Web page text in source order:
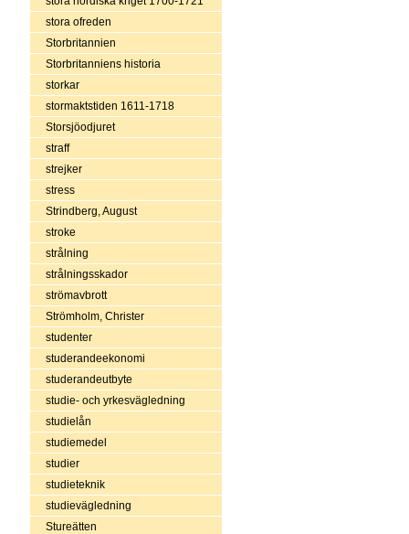
stora ofreden
Storbritannien
Storbritanniens historia
storkar
stormaktstiden 1611-1718
Storsjöodjuret
straff
strejker
stress
Strindberg, August
stroke
strålning
strålningsskador
strömavbrott
Strömholm, Christer
studenter
studerandeekonomi
studerandeutbyte
studie- och yrkesvägledning
studielån
studiemedel
studier
studieteknik
studievägledning
Stureätten